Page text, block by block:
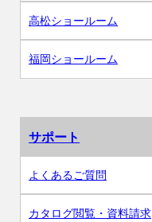
高松ショールーム
福岡ショールーム
サポート
よくあるご質問
カタログ閲覧・資料請求